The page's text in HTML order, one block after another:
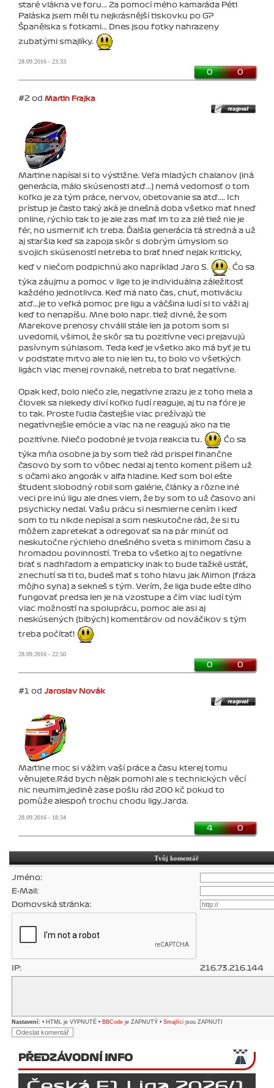
staré vlákna ve foru... Za pomocí mého kamaráda Péti
Paláska jsem měl tu nejkrásnější tiskovku po GP
Španělska s fotkami... Dnes jsou fotky nahrazeny
zubatými smajlíky.
28.09.2016 - 23:33
0 0
#2 od Martin Frajka
Martine napísal si to výstižne. Veľa mladých chalanov (iná
generácia, málo skúsenosti atď...) nemá vedomosť o tom
koľko je za tým práce, nervov, obetovanie sa atď.... Ich
prístup je často taký aká je dnešná doba všetko mať hneď
online, rýchlo tak to je ale zas mať im to za zlé tiež nie je
fér, no usmerniť ich treba. Ďalšia generácia tá stredná a už
aj staršia keď sa zapoja skôr s dobrým úmyslom so
svojich skúseností netreba to brať hneď nejak kriticky,
keď v niečom podpichnú ako napríklad Jaro S.
. Čo sa
týka záujmu a pomoc v lige to je individuálna záležitosť
každého jednotlivca. Keď má nato čas, chuť, motiváciu
atď...je to veľká pomoc pre ligu a väčšina ludí si to váži aj
keď to nenapíšu. Mne bolo napr. tiež divné, že som
Marekove prenosy chválil stále len ja potom som si
uvedomil, všimol, že skôr sa tu pozitívne veci prejavujú
pasívnym súhlasom. Teda keď je všetko ako má byť je tu
v podstate mrtvo ale to nie len tu, to bolo vo všetkých
ligách viac menej rovnaké, netreba to brať negatívne.
Opak keď, bolo niečo zle, negatívne zrazu je z toho mela a
človek sa niekedy diví koľko ľudí reaguje, aj tu na fóre je
to tak. Proste ľudia častejšie viac prežívajú tie
negatívnejšie emócie a viac na ne reagujú ako na tie
pozitívne. Niečo podobné je tvoja reakcia tu.
Čo sa
týka mňa osobne ja by som tiež rád prispel finančne
časovo by som to vôbec nedal aj tento koment píšem už
s očami ako angorák v alfa hladine. Keď som bol ešte
študent slobodný robil som galérie, články a rôzne iné
veci pre inú ligu ale dnes viem, že by som to už časovo ani
psychicky nedal. Vašu prácu si nesmierne cením i keď
som to tu nikde nepísal a som neskutočne rád, že si tu
môžem zapretekať a odregovať sa na pár minúť od
neskutočne rýchleho dnešného sveta s minimom času a
hromadou povinností. Treba to všetko aj to negatívne
brať s nadhľadom a empaticky inak to bude ťažké ustáť,
znechutí sa ti to, budeš mať s toho hlavu jak Mimon (fráza
môjho syna) a sekneš s tým. Verím, že liga bude ešte dlho
fungovať predsa len je na vzostupe a čím viac ludí tým
viac možností na spoluprácu, pomoc ale asi aj
neskúsených (blbých) komentárov od nováčikov s tým
treba počítať!
28.09.2016 - 22:50
0 0
#1 od Jaroslav Novák
Martine moc si vážim vaší práce a času kterej tomu
věnujete.Rád bych nějak pomohl ale s technických věcí
nic neumim,jedině zase pošlu rád 200 kč pokud to
pomůže alespoň trochu chodu ligy.Jarda.
28.09.2016 - 18:34
4 0
Tvůj komentář
Jméno:
E-Mail:
Domovská stránka:
IP: 216.73.216.144
Nastavení: • HTML je VYPNUTÉ • BBCode je ZAPNUTÝ • Smajlíci jsou ZAPNUTI
PŘEDZÁVODNÍ INFO